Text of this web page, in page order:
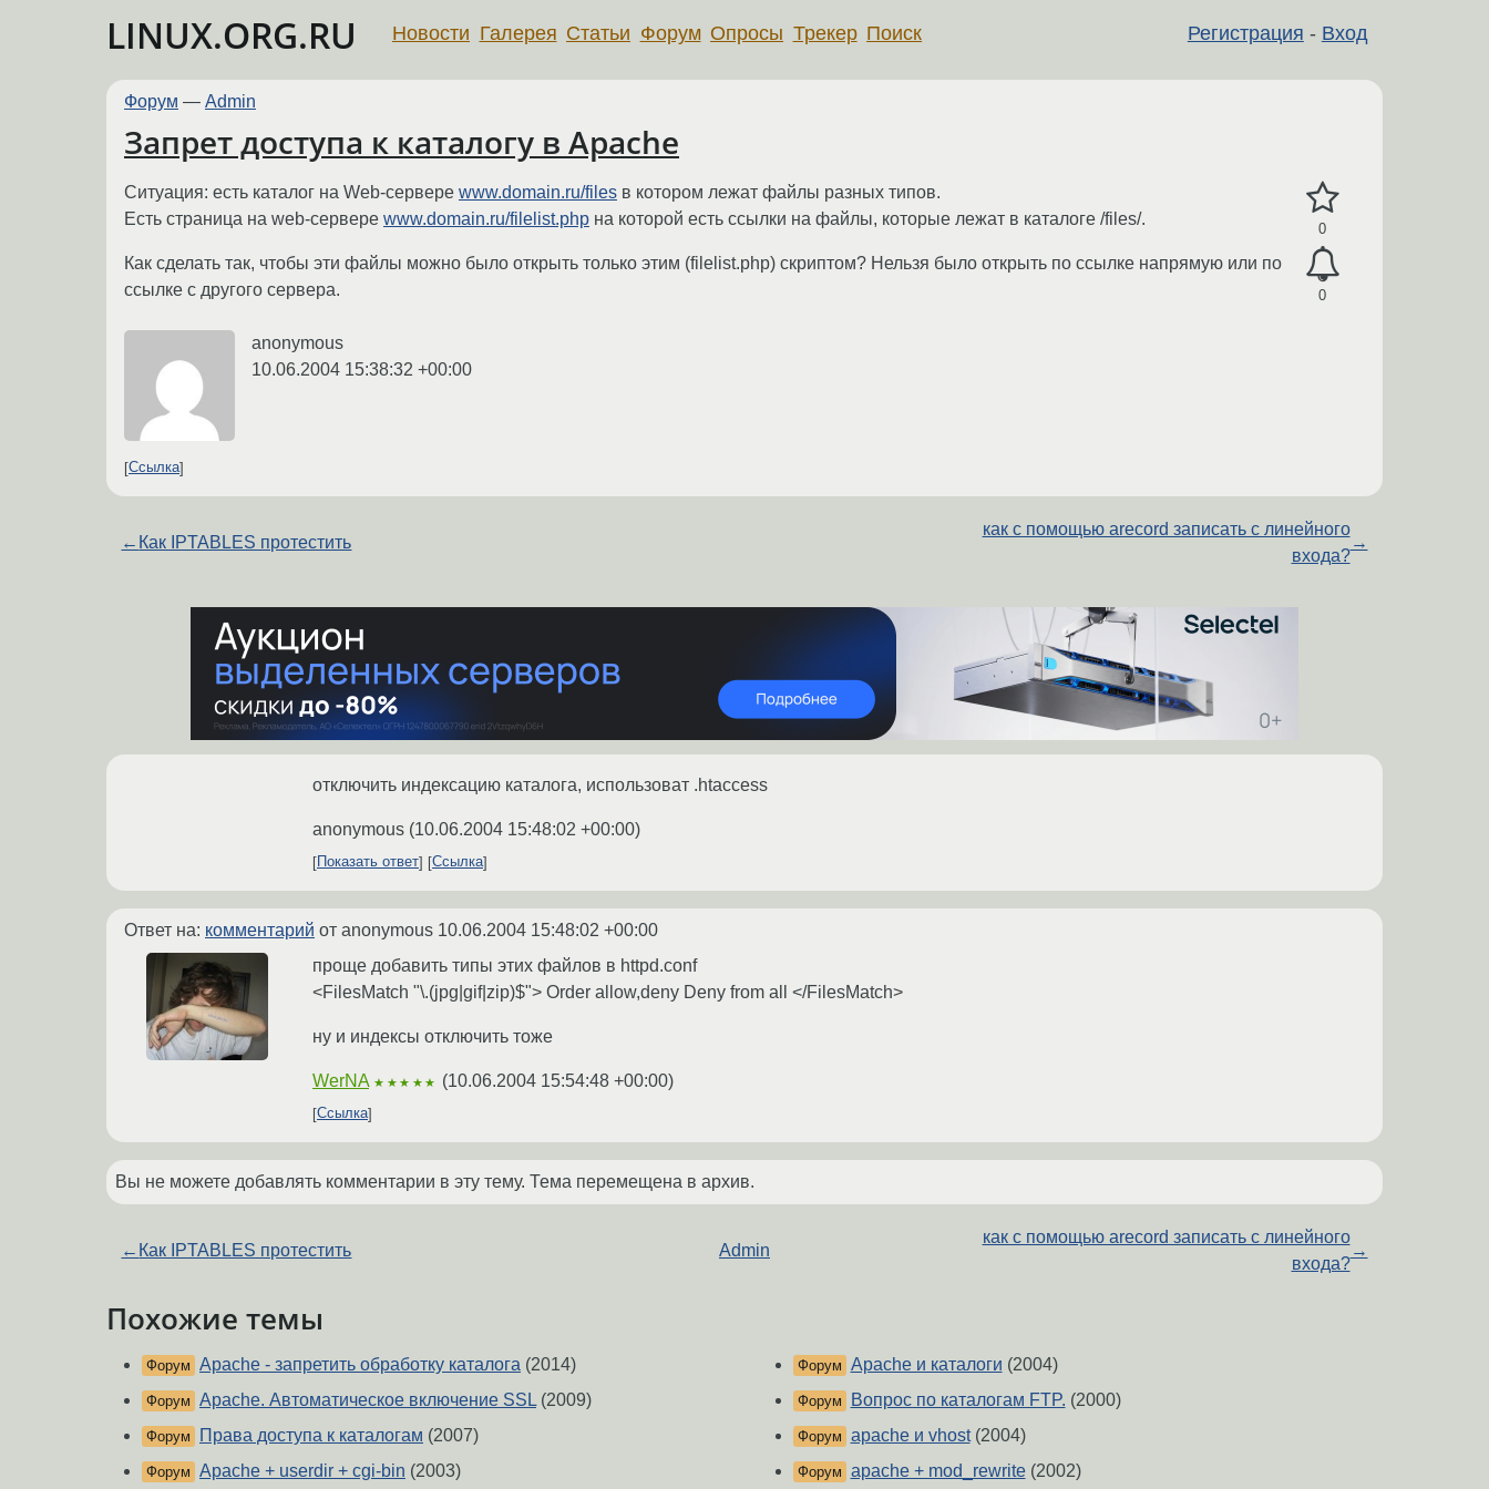
LINUX.ORG.RU Регистрация - Вход
Новости Галерея Статьи Форум Опросы Трекер Поиск
Форум — Admin
Запрет доступа к каталогу в Apache
0
0
Ситуация: есть каталог на Web-сервере www.domain.ru/files в котором лежат файлы разных типов.
Есть страница на web-сервере www.domain.ru/filelist.php на которой есть ссылки на файлы, которые лежат в каталоге /files/.
Как сделать так, чтобы эти файлы можно было открыть только этим (filelist.php) скриптом? Нельзя было открыть по ссылке напрямую или по
ссылке с другого сервера.
anonymous
10.06.2004 15:38:32 +00:00
Ссылка
← Как IPTABLES протестить
как с помощью arecord записать с линейного
входа?
→
отключить индексацию каталога, использоват .htaccess
anonymous (10.06.2004 15:48:02 +00:00)
Показать ответ Ссылка
Ответ на: комментарий от anonymous 10.06.2004 15:48:02 +00:00
проще добавить типы этих файлов в httpd.conf
<FilesMatch "\.(jpg|gif|zip)$"> Order allow,deny Deny from all </FilesMatch>
ну и индексы отключить тоже
WerNA ★★★★★ (10.06.2004 15:54:48 +00:00)
Ссылка
Вы не можете добавлять комментарии в эту тему. Тема перемещена в архив.
← Как IPTABLES протестить Admin
как с помощью arecord записать с линейного
входа?
→
Похожие темы
Форум Apache - запретить обработку каталога (2014)
Форум Apache. Автоматическое включение SSL(2009)
Форум Права доступа к каталогам (2007)
Форум Apache + userdir + cgi-bin (2003)
Форум Apache и каталоги (2004)
Форум Вопрос по каталогам FTP. (2000)
Форум apache и vhost(2004)
Форум apache + mod_rewrite(2002)